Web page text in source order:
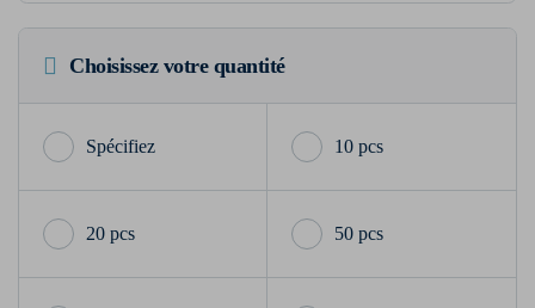
Choisissez votre quantité
10 pcs
20 pcs 50 pcs